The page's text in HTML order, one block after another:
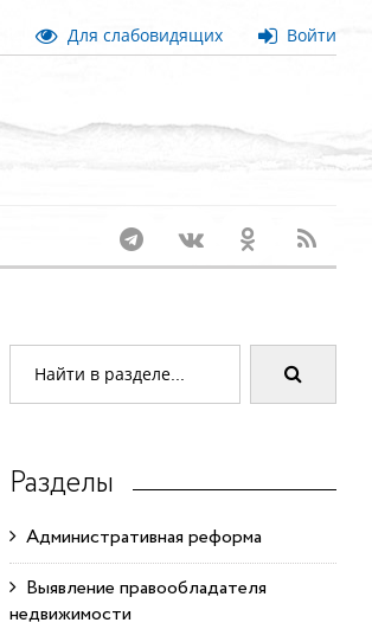
Для слабовидящих Войти
Разделы
Административная реформа
Выявление правообладателя
недвижимости